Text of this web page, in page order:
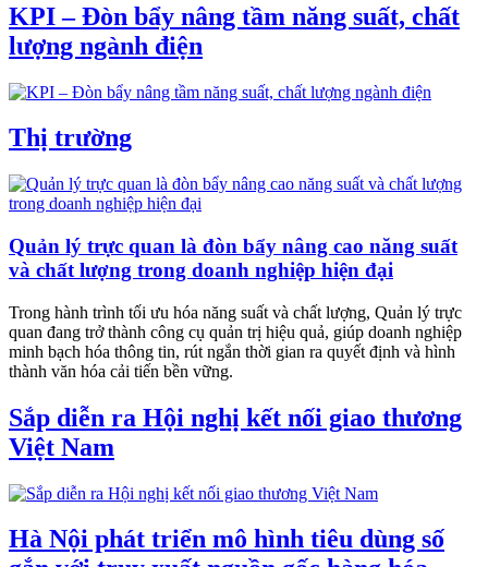
KPI – Đòn bẩy nâng tầm năng suất, chất
lượng ngành điện
Thị trường
Quản lý trực quan là đòn bẩy nâng cao năng suất
và chất lượng trong doanh nghiệp hiện đại
Trong hành trình tối ưu hóa năng suất và chất lượng, Quản lý trực
quan đang trở thành công cụ quản trị hiệu quả, giúp doanh nghiệp
minh bạch hóa thông tin, rút ngắn thời gian ra quyết định và hình
thành văn hóa cải tiến bền vững.
Sắp diễn ra Hội nghị kết nối giao thương
Việt Nam
Hà Nội phát triển mô hình tiêu dùng số